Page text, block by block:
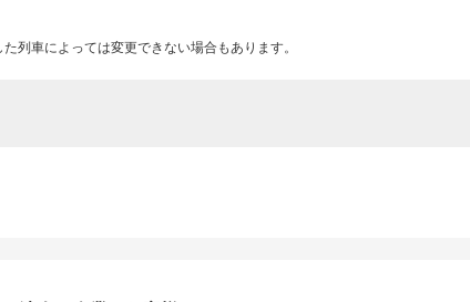
列車によっては変更できない場合もあります。